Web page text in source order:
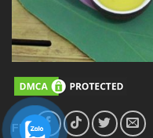
FL